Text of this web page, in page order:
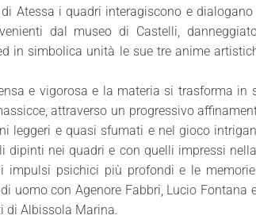
Atessa i quadri interagiscono e
dal museo di Castelli,
in simbolica unità le sue tre anime
e vigorosa e la materia si trasforma in
attraverso un progressivo
leggeri e quasi sfumati e nel gioco
nei quadri e con quelli impressi
psichici più profondi e le
uomo con Agenore Fabbri, Lucio Fontana
di Albissola Marina.